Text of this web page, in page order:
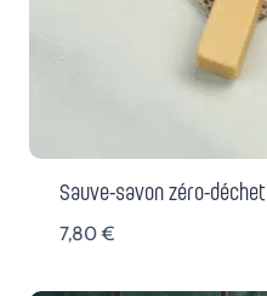
Sauve-savon zéro-déchet
7,80€